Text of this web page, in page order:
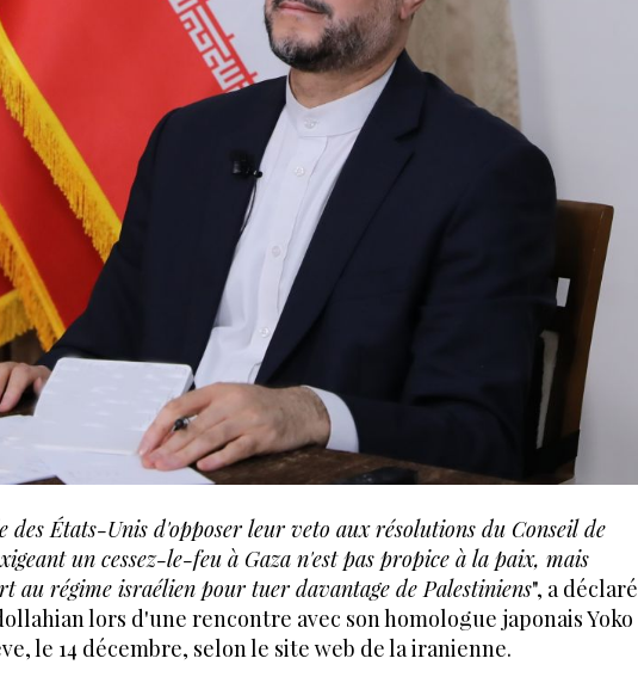
des États-Unis d'opposer leur veto aux résolutions du Conseil de
un cessez-le-feu à Gaza n'est pas propice à la paix, mais
au régime israélien pour tuer davantage de Palestiniens", a déclaré
lors d'une rencontre avec son homologue japonais Yoko
le 14 décembre, selon le site web de la iranienne.